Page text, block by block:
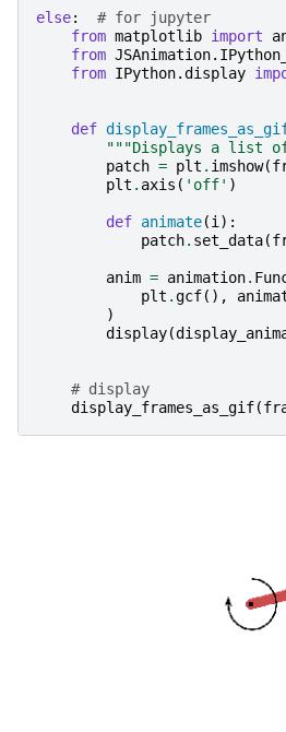
else:
# for jupyter
from matplotlib import
from
from IPython.display
def
"""Displays a list
patch = plt . imshow(
plt . axis ( 'off' )
def animate(i):
patch. set_data(
anim = animation.
plt .gcf(),
)
display(
# display
display_frames_as_gif(